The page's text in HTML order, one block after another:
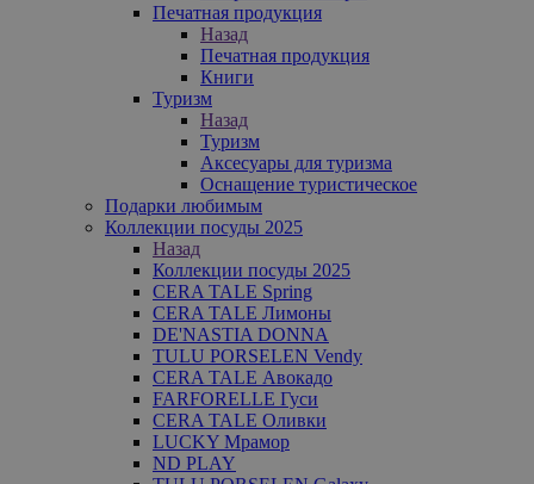
Печатная продукция
Назад
Печатная продукция
Книги
Туризм
Назад
Туризм
Аксесуары для туризма
Оснащение туристическое
Подарки любимым
Коллекции посуды 2025
Назад
Коллекции посуды 2025
CERA TALE Spring
CERA TALE Лимоны
DE'NASTIA DONNA
TULU PORSELEN Vendy
CERA TALE Авокадо
FARFORELLE Гуси
CERA TALE Оливки
LUCKY Мрамор
ND PLAY